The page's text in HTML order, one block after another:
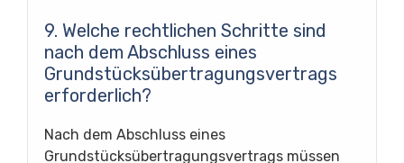
9. Welche rechtlichen Schritte sind
nach dem Abschluss eines
Grundstücksübertragungsvertrags
erforderlich?
Nach dem Abschluss eines
Grundstücksübertragungsvertrags müssen